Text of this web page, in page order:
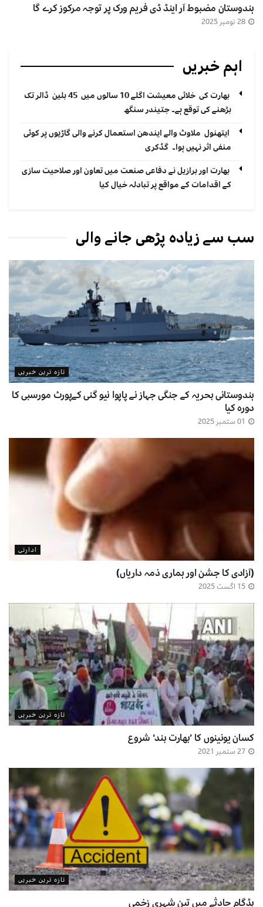
ہندوستان مضبوط آر اینڈ ڈی فریم ورک پر توجہ مرکوز کرے گا
اہم خبریں
بھارت کی خلائی معیشت اگلے 10 سالوں میں 45 بلین ڈالر تک
بڑھنے کی توقع ہے۔ جتیندر سنگھ
ایتھنول ملاوٹ والے ایندھن استعمال کرنے والی گاڑیوں پر کوئی
منفی اثر نہیں ہوا۔ گڈکری
بھارت اور برازیل نے دفاعی صنعت میں تعاون اور صلاحیت سازی
کے اقدامات کے مواقع پر تبادلہ خیال کیا
سب سے زیادہ پڑھی جانے والی
تازہ ترین خبریں
ہندوستانی بحریہ کے جنگی جہاز نے پاپوا نیو گنی کےپورٹ مورسبی کا
دورہ کیا
ادارتی
(آزادی کا جشن اور ہماری ذمہ داریاں)
تازہ ترین خبریں
کسان یونینوں کا ’بھارت بند‘ شروع
تازہ ترین خبریں
بڈگام حادثے میں تین شہری زخمی